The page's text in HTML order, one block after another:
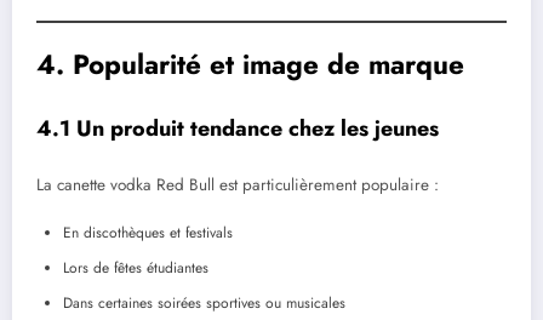
4. Popularité et image de marque
4.1 Un produit tendance chez les jeunes
La canette vodka Red Bull est particulièrement populaire :
En discothèques et festivals
Lors de fêtes étudiantes
Dans certaines soirées sportives ou musicales